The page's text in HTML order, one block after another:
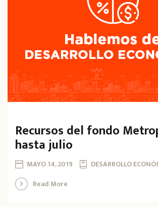
Recursos del fondo
hasta julio
MAYO 14, 2019
DESARROLLO
Read More